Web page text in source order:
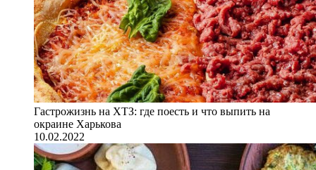
Гастрожизнь на ХТЗ: где поесть и что выпить на
окраине Харькова
10.02.2022